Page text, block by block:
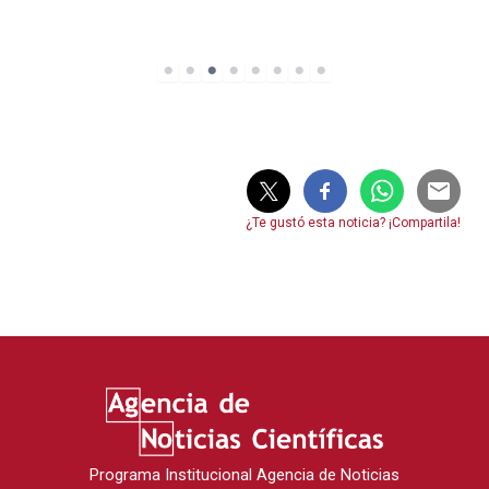
¿Te gustó esta noticia? ¡Compartila!
Programa Institucional Agencia de Noticias